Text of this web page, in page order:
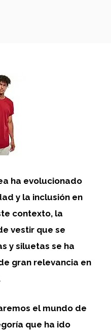
ha evolucionado
y la inclusión en
contexto, la
vestir que se
y siluetas se ha
gran relevancia en
el mundo de
que ha ido